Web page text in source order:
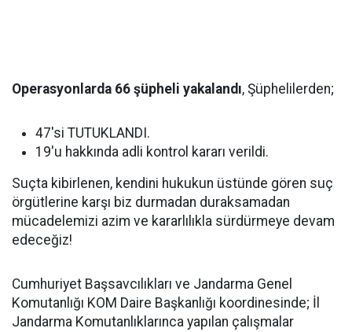
Operasyonlarda 66 şüpheli yakalandı, Şüphelilerden;
47'si TUTUKLANDI.
19'u hakkında adli kontrol kararı verildi.
Suçta kibirlenen, kendini hukukun üstünde gören suç
örgütlerine karşı biz durmadan duraksamadan
mücadelemizi azim ve kararlılıkla sürdürmeye devam
edeceğiz!
Cumhuriyet Başsavcılıkları ve Jandarma Genel
Komutanlığı KOM Daire Başkanlığı koordinesinde; İl
Jandarma Komutanlıklarınca yapılan çalışmalar